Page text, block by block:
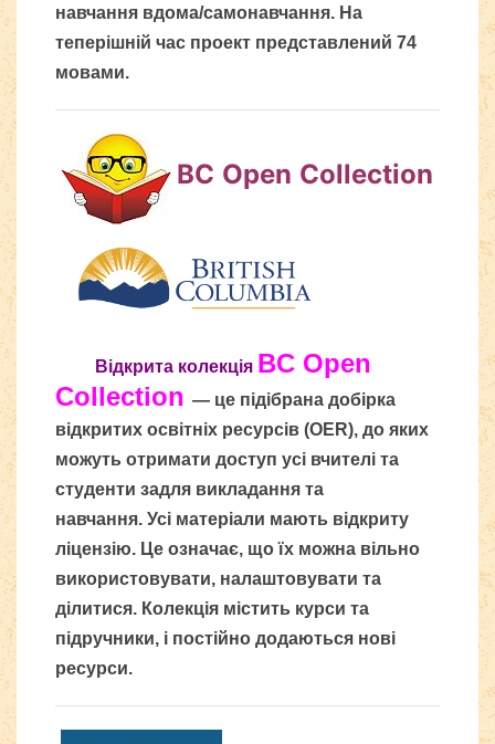
навчання вдома/самонавчання. На
теперішній час проект представлений 74
мовами.
BC Open Collection
Відкрита колекція BC Open
Collection — це підібрана добірка
відкритих освітніх ресурсів (OER), до яких
можуть отримати доступ усі вчителі та
студенти задля викладання та
навчання. Усі матеріали мають відкриту
ліцензію. Це означає, що їх можна вільно
використовувати, налаштовувати та
ділитися. Колекція містить курси та
підручники, і постійно додаються нові
ресурси.